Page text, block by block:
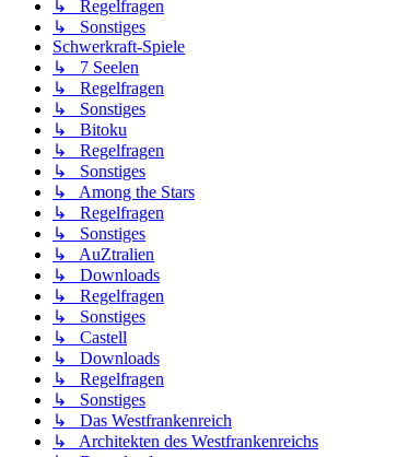
↳ Regelfragen
↳ Sonstiges
Schwerkraft-Spiele
↳ 7 Seelen
↳ Regelfragen
↳ Sonstiges
↳ Bitoku
↳ Regelfragen
↳ Sonstiges
↳ Among the Stars
↳ Regelfragen
↳ Sonstiges
↳ AuZtralien
↳ Downloads
↳ Regelfragen
↳ Sonstiges
↳ Castell
↳ Downloads
↳ Regelfragen
↳ Sonstiges
↳ Das Westfrankenreich
↳ Architekten des Westfrankenreichs